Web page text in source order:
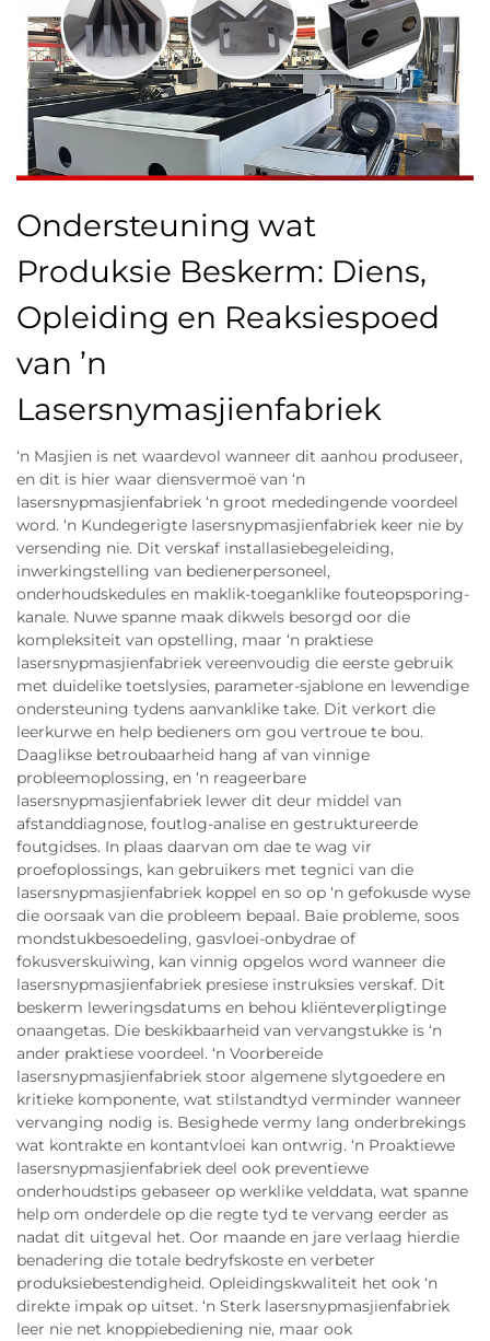
Ondersteuning wat
Produksie Beskerm: Diens,
Opleiding en Reaksiespoed
van ’n
Lasersnymasjienfabriek
‘n Masjien is net waardevol wanneer dit aanhou produseer,
en dit is hier waar diensvermoë van ‘n
lasersnypmasjienfabriek ‘n groot mededingende voordeel
word. ‘n Kundegerigte lasersnypmasjienfabriek keer nie by
versending nie. Dit verskaf installasiebegeleiding,
inwerkingstelling van bedienerpersoneel,
onderhoudskedules en maklik-toeganklike fouteopsporing-
kanale. Nuwe spanne maak dikwels besorgd oor die
kompleksiteit van opstelling, maar ‘n praktiese
lasersnypmasjienfabriek vereenvoudig die eerste gebruik
met duidelike toetslysies, parameter-sjablone en lewendige
ondersteuning tydens aanvanklike take. Dit verkort die
leerkurwe en help bedieners om gou vertroue te bou.
Daaglikse betroubaarheid hang af van vinnige
probleemoplossing, en ‘n reageerbare
lasersnypmasjienfabriek lewer dit deur middel van
afstanddiagnose, foutlog-analise en gestruktureerde
foutgidses. In plaas daarvan om dae te wag vir
proefoplossings, kan gebruikers met tegnici van die
lasersnypmasjienfabriek koppel en so op ‘n gefokusde wyse
die oorsaak van die probleem bepaal. Baie probleme, soos
mondstukbesoedeling, gasvloei-onbydrae of
fokusverskuiwing, kan vinnig opgelos word wanneer die
lasersnypmasjienfabriek presiese instruksies verskaf. Dit
beskerm leweringsdatums en behou kliënteverpligtinge
onaangetas. Die beskikbaarheid van vervangstukke is ‘n
ander praktiese voordeel. ‘n Voorbereide
lasersnypmasjienfabriek stoor algemene slytgoedere en
kritieke komponente, wat stilstandtyd verminder wanneer
vervanging nodig is. Besighede vermy lang onderbrekings
wat kontrakte en kontantvloei kan ontwrig. ‘n Proaktiewe
lasersnypmasjienfabriek deel ook preventiewe
onderhoudstips gebaseer op werklike velddata, wat spanne
help om onderdele op die regte tyd te vervang eerder as
nadat dit uitgeval het. Oor maande en jare verlaag hierdie
benadering die totale bedryfskoste en verbeter
produksiebestendigheid. Opleidingskwaliteit het ook ‘n
direkte impak op uitset. ‘n Sterk lasersnypmasjienfabriek
leer nie net knoppiebediening nie, maar ook